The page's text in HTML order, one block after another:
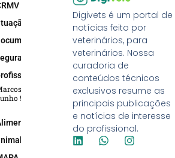
Digivets é um portal de
notícias feito por
veterinários, para
veterinários. Nossa
curadoria de
conteúdos técnicos
exclusivos resume as
principais publicações
e notícias de interesse
do profissional.
reforça
efetiva,
e
Soares
5, 2026